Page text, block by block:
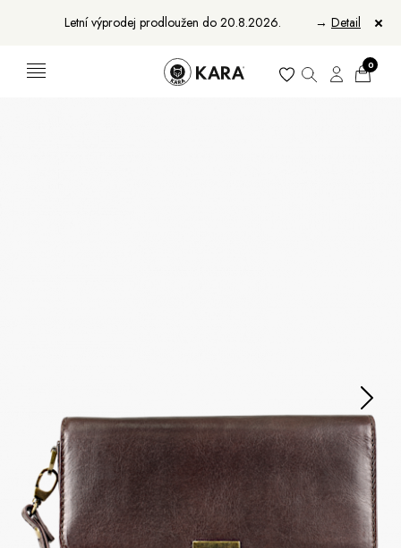
Letní výprodej prodloužen do 20.8.2026. → Detail
Kufry -21 % Prodejny Služby
Kara klub
Dárkové poukazy
Extra výhodné
Slevy
Bundy a kabáty -50 %
Česky Slovensky
0